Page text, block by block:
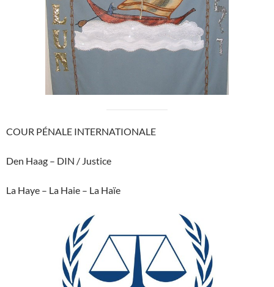
COUR PÉNALE INTERNATIONALE
Den Haag – DIN / Justice
La Haye – La Haie – La Haïe